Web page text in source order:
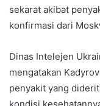
sekarat akibat
konfirmasi dari
Dinas Intelejen
mengatakan
penyakit yang